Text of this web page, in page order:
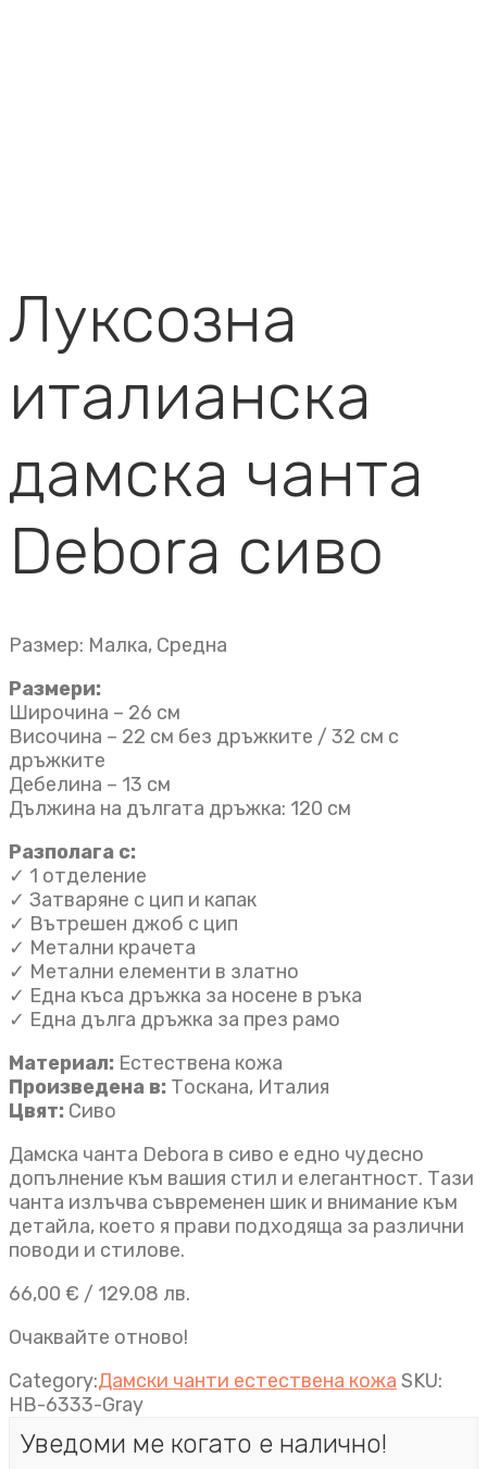
Луксозна
италианска
дамска чанта
Debora сиво
Размер: Малка, Средна
Размери:
Широчина – 26 см
Височина – 22 см без дръжките / 32 см с
дръжките
Дебелина – 13 см
Дължина на дългата дръжка: 120 см
Разполага с:
✓ 1 отделение
✓ Затваряне с цип и капак
✓ Вътрешен джоб с цип
✓ Метални крачета
✓ Метални елементи в златно
✓ Една къса дръжка за носене в ръка
✓ Една дълга дръжка за през рамо
Материал: Естествена кожа
Произведена в: Тоскана, Италия
Цвят: Сиво
Дамска чанта Debora в сиво е едно чудесно
допълнение към вашия стил и елегантност. Тази
чанта излъчва съвременен шик и внимание към
детайла, което я прави подходяща за различни
поводи и стилове.
66,00 € / 129.08 лв.
Очаквайте отново!
Category:Дамски чанти естествена кожа SKU:
HB-6333-Gray
Уведоми ме когато е налично!